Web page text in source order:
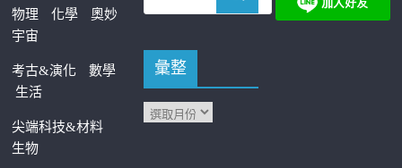
物理 化學
奧妙
宇宙
考古&演化
數學
生活
尖端科技&材料
生物
彙整